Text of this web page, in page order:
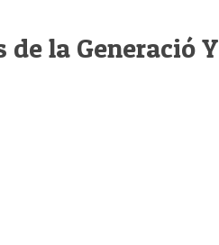
la Generació Y